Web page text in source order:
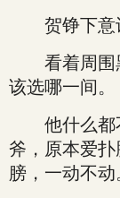
贺铮下意识
看着周围黑
该选哪一间。
他什么都不
斧，原本爱
膀，一动不动